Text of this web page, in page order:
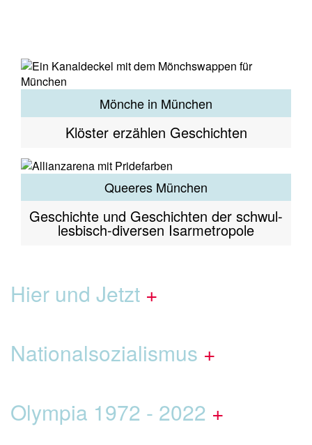
Mönche in München
Klöster erzählen Geschichten
Queeres München
Geschichte und Geschichten der schwul-
lesbisch-diversen Isarmetropole
Hier und Jetzt
Nationalsozialismus
Olympia 1972 - 2022